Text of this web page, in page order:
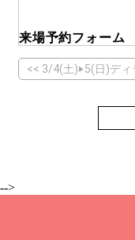
来場予約フォーム
-->